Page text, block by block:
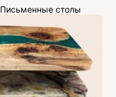
Письменные столы